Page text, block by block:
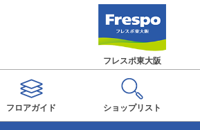
フレスポ東大阪
フロアガイド ショップリスト